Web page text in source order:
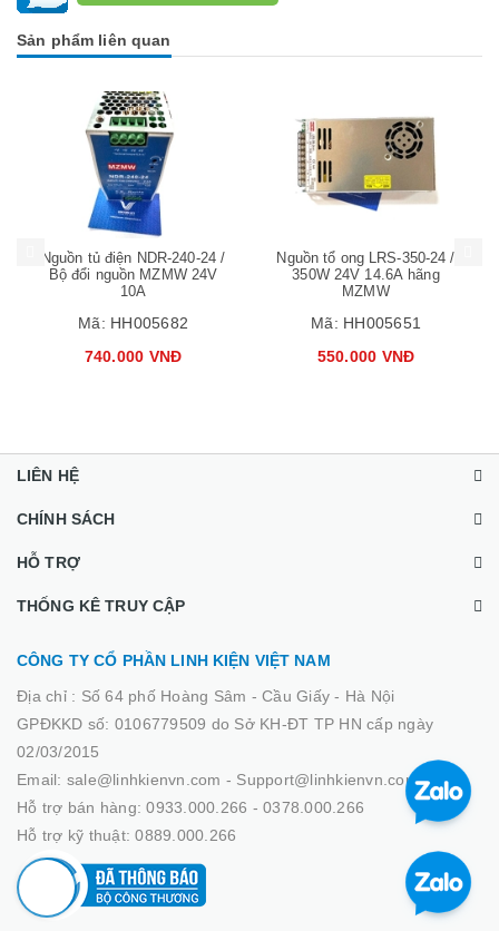
Sản phẩm liên quan
Nguồn tủ điện NDR-240-24 /
Bộ đổi nguồn MZMW 24V
10A
Mã: HH005682
740.000 VNĐ
Nguồn tổ ong LRS-350-24 /
350W 24V 14.6A hãng
MZMW
Mã: HH005651
550.000 VNĐ
Mua hàng
LIÊN HỆ
CHÍNH SÁCH
HỖ TRỢ
THỐNG KÊ TRUY CẬP
CÔNG TY CỔ PHẦN LINH KIỆN VIỆT NAM
Địa chỉ : Số 64 phố Hoàng Sâm - Cầu Giấy - Hà Nội
GPĐKKD số: 0106779509 do Sở KH-ĐT TP HN cấp ngày
02/03/2015
Email: sale@linhkienvn.com - Support@linhkienvn.com
Hỗ trợ bán hàng: 0933.000.266 - 0378.000.266
Hỗ trợ kỹ thuật: 0889.000.266